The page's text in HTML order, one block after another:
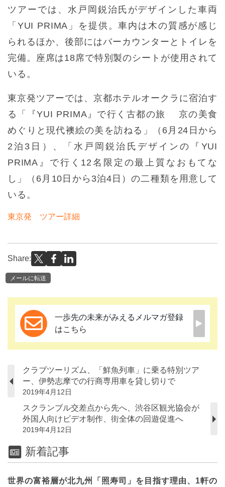
ツアーでは、水戸岡鋭治氏がデザインした車両
「YUI PRIMA」を提供。車内は木の質感が感じ
られるほか、後部にはバーカウンターとトイレを
完備。座席は18席で特別製のシートが使用されて
いる。
東京発ツアーでは、京都ホテルオークラに宿泊す
る「『YUI PRIMA』で行く古都の旅 京の美食
めぐりと現代襖絵の美を訪ねる」（6月24日から
2泊3日）、「水戸岡鋭治氏デザインの『YUI
PRIMA』で行く12名限定の最上質なおもてな
し」（6月10日から3泊4日）の二種類を用意して
いる。
東京発 ツアー詳細
Share:
メールに転送
一歩先の未来がみえるメルマガ登録
はこちら
クラブツーリズム、「鮮魚列車」に乗る特別ツア
ー、伊勢志摩での行商専用車を貸し切りで
2019年4月12日
スクランブル交差点から先へ、渋谷区観光協会が
外国人向けビデオ制作、街全体の回遊促進へ
2019年4月12日
新着記事
世界の富裕層が北九州「照寿司」を目指す理由、1軒の